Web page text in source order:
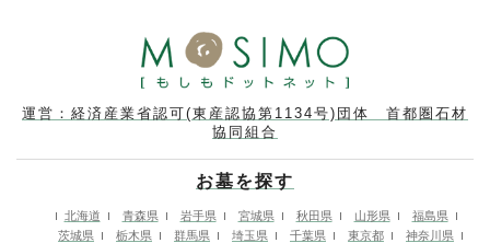
運営：経済産業省認可(東産認協第1134号)団体 首都圏石材
協同組合
お墓を探す
北海道 青森県 岩手県 宮城県 秋田県 山形県
福島県
茨城県
栃木県 群馬県 埼玉県 千葉県 東京都
神奈川県